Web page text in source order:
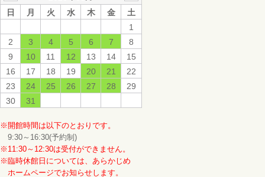
日
月 火 水 木 金
土
1
2
3 4 5 6 7
8
9
10 11 12 13 14
15
16
17 18 19 20 21
22
23
24 25 26 27 28
29
30
31
※開館時間は以下のとおりです。
9:30～16:30(予約制)
※11:30～12:30は受付ができません。
※臨時休館日については、あらかじめ
ホームページでお知らせします。